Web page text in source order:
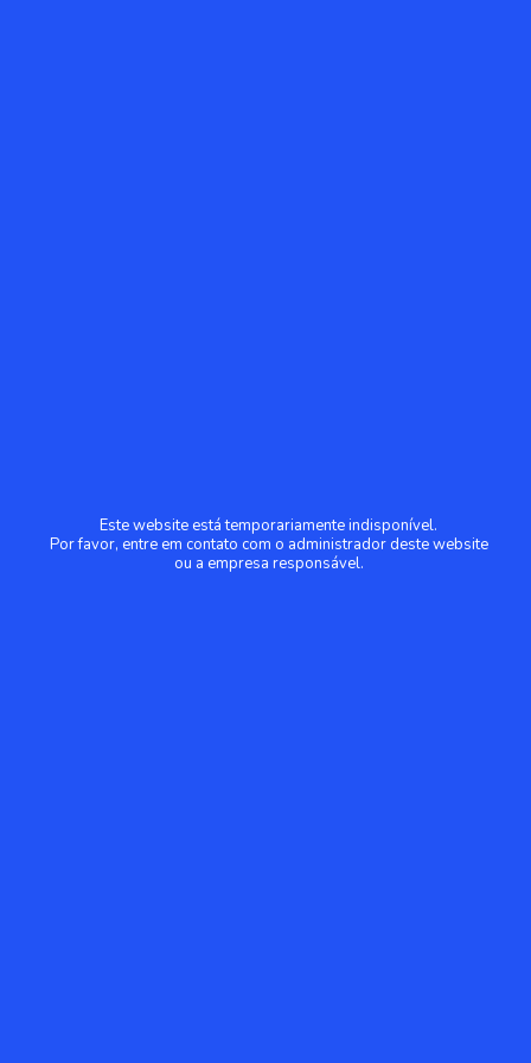
Este website está temporariamente indisponível.
Por favor, entre em contato com o administrador deste website
ou a empresa responsável.